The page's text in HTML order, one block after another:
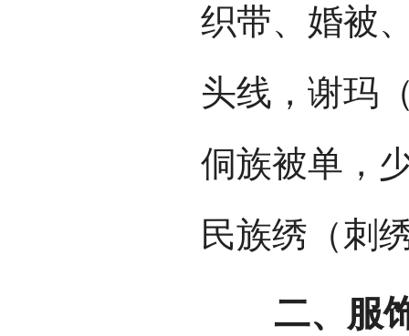
织带、婚被
头线，谢玛
侗族被单，
民族绣（刺
二、服